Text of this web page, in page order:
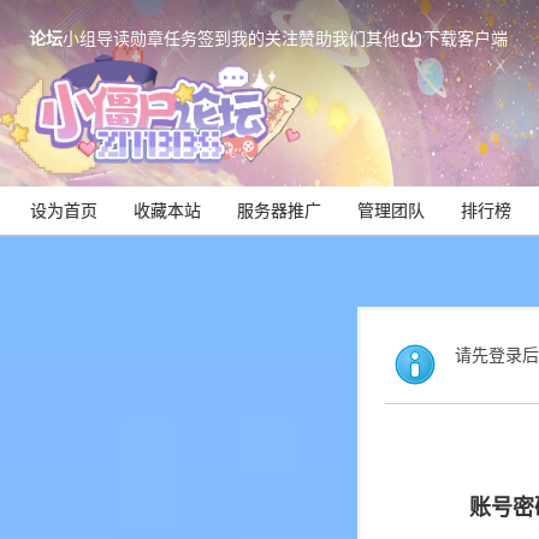
论坛小组导读勋章任务签到我的关注赞助我们其他 下载客户端
设为首页 收藏本站 服务器推广 管理团队 排行榜
请先登录
账号